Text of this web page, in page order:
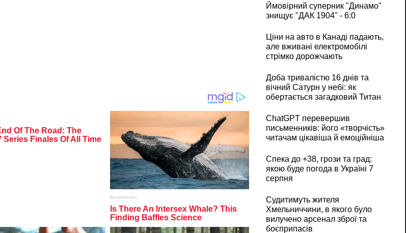
Ймовірний суперник "Динамо"
знищує "ДАК 1904" - 6:0
Ціни на авто в Канаді падають,
але вживані електромобілі
стрімко дорожчають
Доба тривалістю 16 днів та
вічний Сатурн у небі: як
обертається загадковий Титан
ChatGPT перевершив
письменників: його «творчість»
читачам цікавіша й емоційніша
Спека до +38, грози та град:
якою буде погода в Україні 7
серпня
Судитимуть жителя
Хмельниччини, в якого було
вилучено арсенал зброї та
боєприпасів